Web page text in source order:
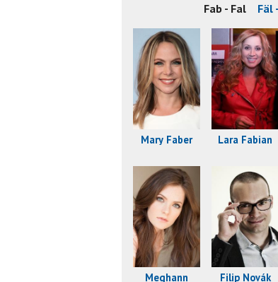
Fab - Fal Fäl
Mary Faber Lara Fabian
Meghann Filip Novák